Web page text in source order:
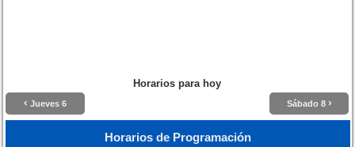
Horarios para hoy
‹ Jueves 6 Sábado 8 ›
Horarios de Programación